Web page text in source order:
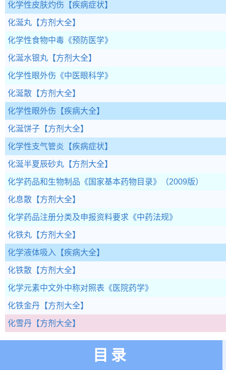
化学性皮肤灼伤 【疾病症状】
化涎丸 【方剂大全】
化学性食物中毒 《预防医学》
化涎水银丸 【方剂大全】
化学性眼外伤 《中医眼科学》
化涎散 【方剂大全】
化学性眼外伤 【疾病大全】
化涎饼子 【方剂大全】
化学性支气管炎 【疾病症状】
化涎半夏辰砂丸 【方剂大全】
化学药品和生物制品 《国家基本药物目录》（2009版）
化息散 【方剂大全】
化学药品注册分类及申报资料要求 《中药法规》
化铁丸 【方剂大全】
化学液体吸入 【疾病大全】
化铁散 【方剂大全】
化学元素中文外中称对照表 《医院药学》
化铁金丹 【方剂大全】
化雪丹 【方剂大全】
目录